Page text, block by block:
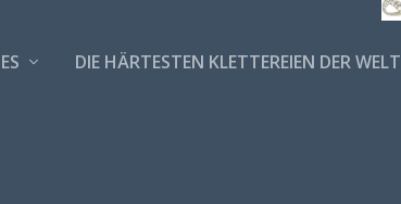
DIE HÄRTESTEN KLETTEREIEN DER WELT